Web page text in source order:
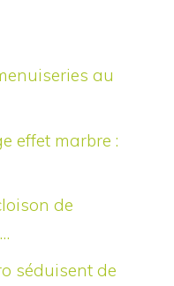
au
effet marbre :
de
séduisent de